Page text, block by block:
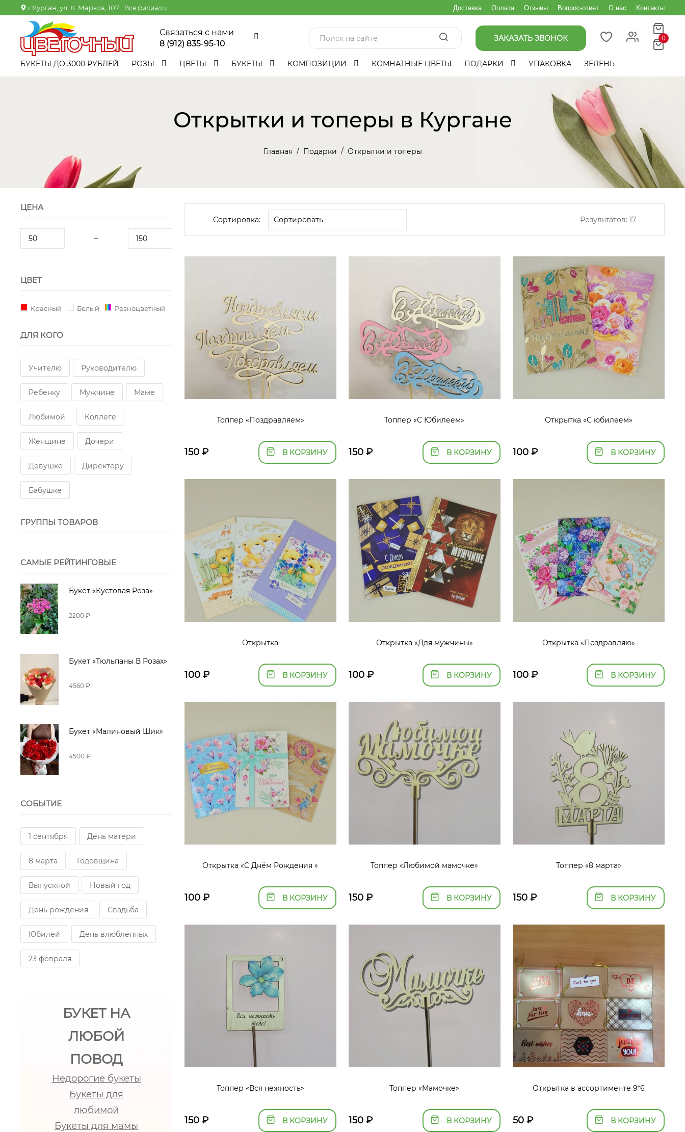
г.Курган, ул. К. Маркса, 107 Все филиалы Доставка Оплата Отзывы Вопрос-ответ О нас Контакты
Связаться с нами
8 (912) 835-95-10
ЗАКАЗАТЬ ЗВОНОК 0
БУКЕТЫ ДО 3000 РУБЛЕЙ РОЗЫ ЦВЕТЫ БУКЕТЫ КОМПОЗИЦИИ КОМНАТНЫЕ ЦВЕТЫ ПОДАРКИ УПАКОВКА ЗЕЛЕНЬ
Открытки и топеры в Кургане
Главная Подарки Открытки и топеры
ЦЕНА
ЦВЕТ
Красный Белый Разноцветный
ДЛЯ КОГО
Учителю Руководителю
Ребенку Мужчине Маме
Любимой Коллеге
Женщине Дочери
Девушке Директору
Бабушке
ГРУППЫ ТОВАРОВ
САМЫЕ РЕЙТИНГОВЫЕ
Букет «Кустовая Роза»
2200 ₽
Букет «Тюльпаны В Розах»
4560 ₽
Букет «Малиновый Шик»
4500 ₽
СОБЫТИЕ
1 сентября День матери
8 марта Годовщина
Выпускной Новый год
День рождения Свадьба
Юбилей День влюбленных
23 февраля
БУКЕТ НА
ЛЮБОЙ
ПОВОД
Недорогие букеты
Букеты для
любимой
Букеты для мамы
Сортировка: Результатов: 17
Топпер «Поздравляем»
150 ₽ В КОРЗИНУ
Топпер «С Юбилеем»
150₽ В КОРЗИНУ
Открытка «С юбилеем»
100₽ В КОРЗИНУ
Открытка
100 ₽ В КОРЗИНУ
Открытка «Для мужчины»
100₽ В КОРЗИНУ
Открытка «Поздравляю»
100₽ В КОРЗИНУ
Открытка «С Днём Рождения »
100 ₽ В КОРЗИНУ
Топпер «Любимой мамочке»
150₽ В КОРЗИНУ
Топпер «8 марта»
150₽ В КОРЗИНУ
Топпер «Вся нежность»
150 ₽ В КОРЗИНУ
Топпер «Мамочке»
150₽ В КОРЗИНУ
Открытка в ассортименте 9*6
50₽ В КОРЗИНУ